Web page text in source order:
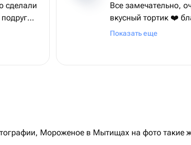
сделали
Все замечательно,
вкусный тортик ❤️
вовремя🙌🏻
Показать еще
Мороженое в Мытищах на фото такие